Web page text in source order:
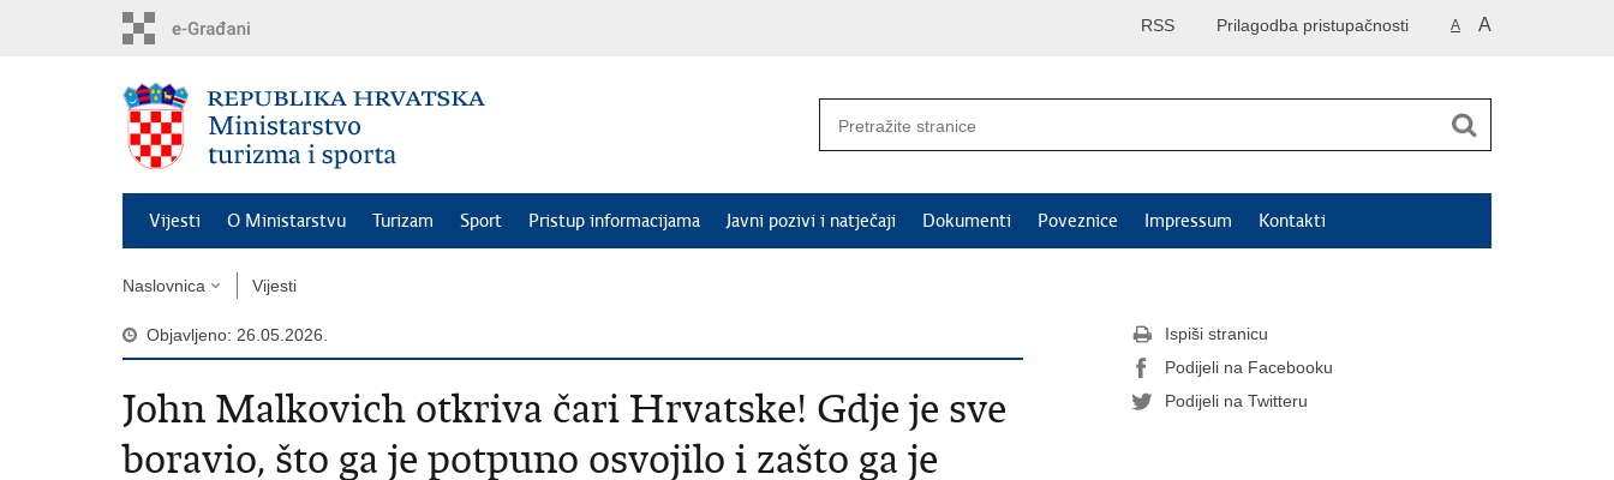
A A
Prilagodba pristupačnosti
RSS
Vijesti O Ministarstvu Turizam Sport Pristup informacijama Javni pozivi i natječaji Dokumenti Poveznice Impressum Kontakti
Naslovnica Vijesti
Objavljeno: 26.05.2026.
John Malkovich otkriva čari Hrvatske! Gdje je sve
boravio, što ga je potpuno osvojilo i zašto ga je
Ispiši stranicu
Podijeli na Facebooku
Podijeli na Twitteru